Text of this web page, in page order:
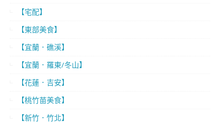
【宅配】
【東部美食】
【宜蘭．礁溪】
【宜蘭．羅東/冬山】
【花蓮．吉安】
【桃竹苗美食】
【新竹．竹北】